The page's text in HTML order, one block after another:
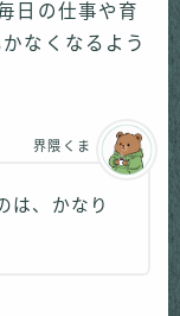
日の仕事や育
なくなるよう
は、かなり
界隈くま